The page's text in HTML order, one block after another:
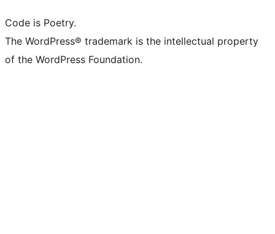
Code is Poetry.
The WordPress® trademark is the intellectual property
of the WordPress Foundation.